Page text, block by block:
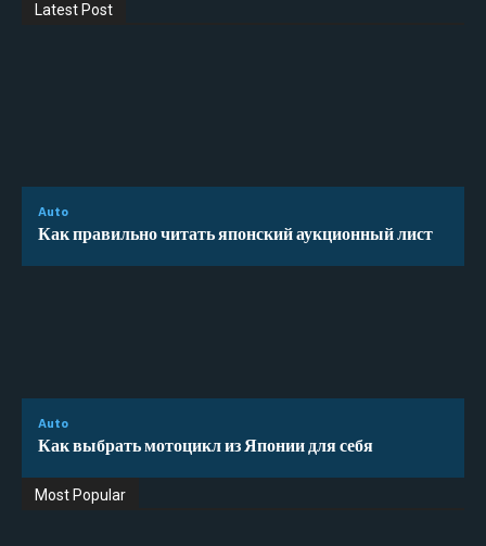
Latest Post
Auto
Как правильно читать японский аукционный лист
Auto
Как выбрать мотоцикл из Японии для себя
Most Popular